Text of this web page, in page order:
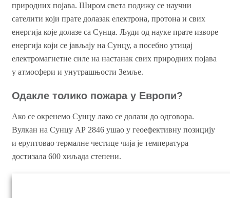
природних појава. Широм света подижу се научни
сателити који прате долазак електрона, протона и свих
енергија које долазе са Сунца. Људи од науке прате изворе
енергија који се јављају на Сунцу, а посебно утицај
електромагнетне силе на настанак свих природних појава
у атмосфери и унутрашњости Земље.
Одакле толико пожара у Европи?
Ако се окренемо Сунцу лако се долази до одговора.
Вулкан на Сунцу АР 2846 ушао у геоефективну позицију
и еруптовао термалне честице чија је температура
достизала 600 хиљада степени.